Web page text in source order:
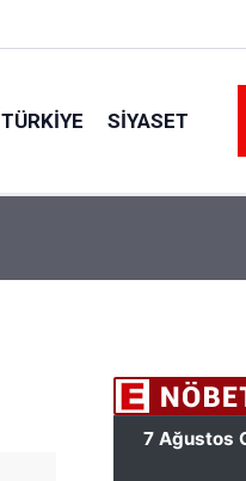
TÜRKIYE SIYASET